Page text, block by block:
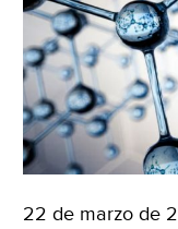
22 de marzo de